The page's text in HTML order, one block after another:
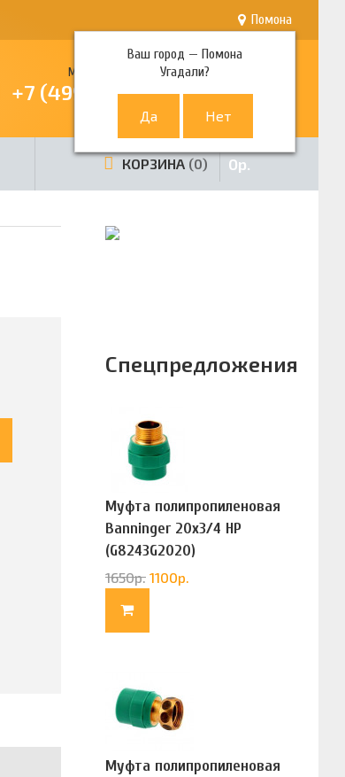
Помона
Ваш город —Помона
Угадали?
Многоканальный телефон
+7 (499) 380-80-80
КОРЗИНА 0 0р.
Спецпредложения
Муфта полипропиленовая
Banninger 20х3/4 НР
(G8243G2020)
1650р. 1100р.
Муфта полипропиленовая